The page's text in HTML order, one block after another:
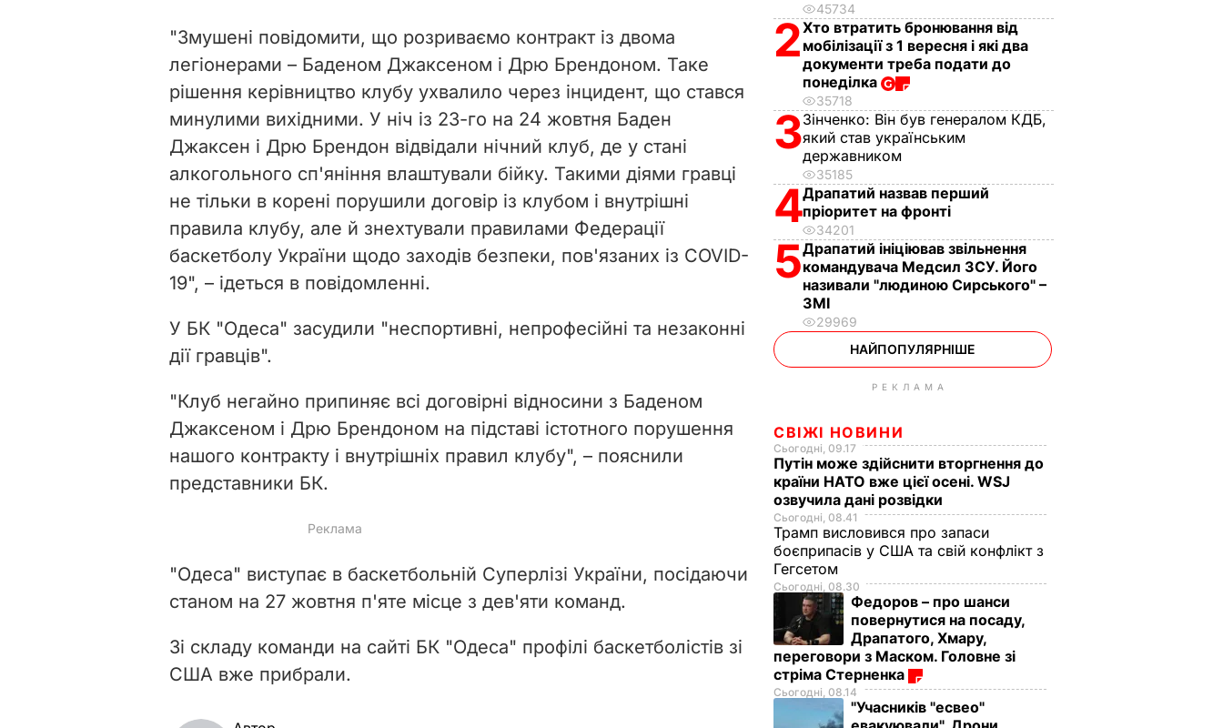
i
d
e
o
"Змушені повідомити, що розриваємо контракт із двома
легіонерами – Баденом Джаксеном і Дрю Брендоном. Таке
рішення керівництво клубу ухвалило через інцидент, що стався
минулими вихідними. У ніч із 23-го на 24 жовтня Баден
Джаксен і Дрю Брендон відвідали нічний клуб, де у стані
алкогольного сп'яніння влаштували бійку. Такими діями гравці
не тільки в корені порушили договір із клубом і внутрішні
правила клубу, але й знехтували правилами Федерації
баскетболу України щодо заходів безпеки, пов'язаних із COVID-
19", – ідеться в повідомленні.
У БК "Одеса" засудили "неспортивні, непрофесійні та незаконні
дії гравців".
"Клуб негайно припиняє всі договірні відносини з Баденом
Джаксеном і Дрю Брендоном на підставі істотного порушення
нашого контракту і внутрішніх правил клубу", – пояснили
представники БК.
"Одеса" виступає в баскетбольній Суперлізі України, посідаючи
станом на 27 жовтня п'яте місце з дев'яти команд.
Зі складу команди на сайті БК "Одеса" профілі баскетболістів зі
США вже прибрали.
45734
2Хто втратить бронювання від
мобілізації з 1 вересня і які два
документи треба подати до
понеділка
35718
3Зінченко: Він був генералом КДБ,
який став українським
державником
35185
4Драпатий назвав перший
пріоритет на фронті
34201
5Драпатий ініціював звільнення
командувача Медсил ЗСУ. Його
називали "людиною Сирського" –
ЗМІ
29969
НАЙПОПУЛЯРНІШЕ
РЕКЛАМА
СВІЖІ НОВИНИ
Сьогодні, 09.17
Путін може здійснити вторгнення до
країни НАТО вже цієї осені. WSJ
озвучила дані розвідки
Сьогодні, 08.41
Трамп висловився про запаси
боєприпасів у США та свій конфлікт з
Гегсетом
Сьогодні, 08.30
Федоров – про шанси
повернутися на посаду,
Драпатого, Хмару,
переговори з Маском. Головне зі
стріма Стерненка
Сьогодні, 08.14
"Учасників "есвео"